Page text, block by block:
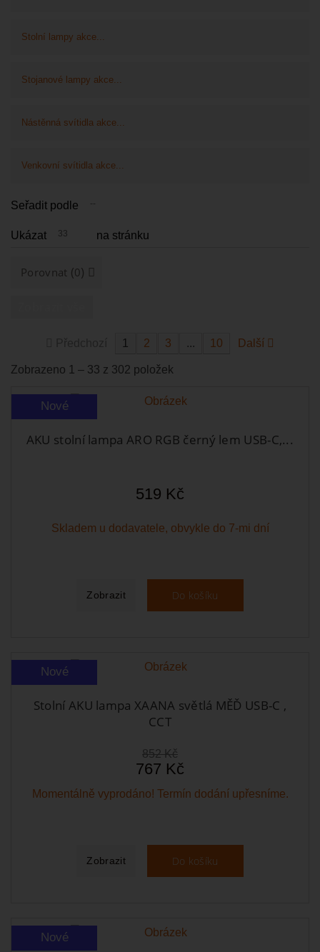
Stolní lampy akce...
Stojanové lampy akce...
Nástěnná svítidla akce...
Venkovní svítidla akce...
Seřadit podle --
Ukázat 33 na stránku
Porovnat (0)
1 2 3 ... 10 Další
Zobrazeno 1 – 33 z 302 položek
Nové
AKU stolní lampa ARO RGB černý lem USB-C,...
519 Kč
Skladem u dodavatele, obvykle do 7-mi dní
Zobrazit Do košíku
Nové
Stolní AKU lampa XAANA světlá MĚĎ USB-C ,
CCT
852 Kč
767 Kč
Momentálně vyprodáno! Termín dodání upřesníme.
Zobrazit Do košíku
Nové